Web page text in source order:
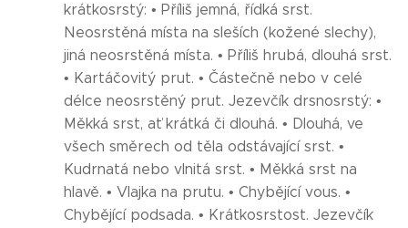
krátkosrstý: • Příliš jemná, řídká srst.
Neosrstěná místa na sleších (kožené slechy),
jiná neosrstěná místa. • Příliš hrubá, dlouhá srst.
• Kartáčovitý prut. • Částečně nebo v celé
délce neosrstěný prut. Jezevčík drsnosrstý: •
Měkká srst, ať krátká či dlouhá. • Dlouhá, ve
všech směrech od těla odstávající srst. •
Kudrnatá nebo vlnitá srst. • Měkká srst na
hlavě. • Vlajka na prutu. • Chybějící vous. •
Chybějící podsada. • Krátkosrstost. Jezevčík